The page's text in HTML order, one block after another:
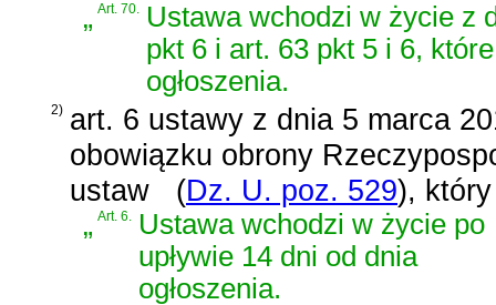
„Art. 70. Ustawa wchodzi w życie z
pkt 6 i art. 63 pkt 5 i 6,
ogłoszenia.
2) art. 6 ustawy z dnia 5 marca
obowiązku obrony
ustaw
(Dz. U. poz. 529),
„Art. 6. Ustawa wchodzi w życie po
upływie 14 dni od dnia
ogłoszenia.